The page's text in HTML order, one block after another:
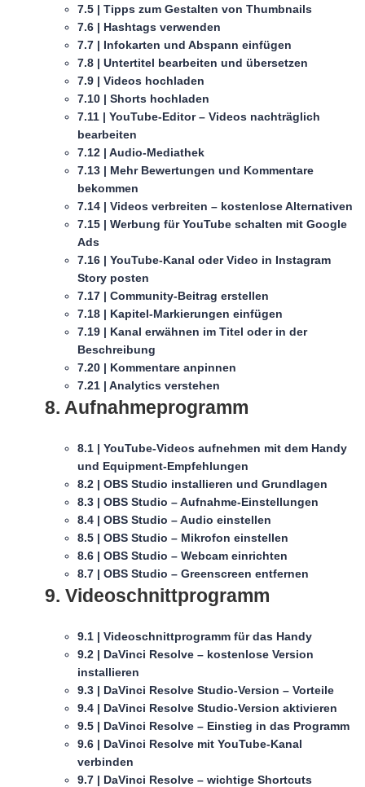
7.5 | Tipps zum Gestalten von Thumbnails
7.6 | Hashtags verwenden
7.7 | Infokarten und Abspann einfügen
7.8 | Untertitel bearbeiten und übersetzen
7.9 | Videos hochladen
7.10 | Shorts hochladen
7.11 | YouTube-Editor – Videos nachträglich
bearbeiten
7.12 | Audio-Mediathek
7.13 | Mehr Bewertungen und Kommentare
bekommen
7.14 | Videos verbreiten – kostenlose Alternativen
7.15 | Werbung für YouTube schalten mit Google
Ads
7.16 | YouTube-Kanal oder Video in Instagram
Story posten
7.17 | Community-Beitrag erstellen
7.18 | Kapitel-Markierungen einfügen
7.19 | Kanal erwähnen im Titel oder in der
Beschreibung
7.20 | Kommentare anpinnen
7.21 | Analytics verstehen
8. Aufnahmeprogramm
8.1 | YouTube-Videos aufnehmen mit dem Handy
und Equipment-Empfehlungen
8.2 | OBS Studio installieren und Grundlagen
8.3 | OBS Studio – Aufnahme-Einstellungen
8.4 | OBS Studio – Audio einstellen
8.5 | OBS Studio – Mikrofon einstellen
8.6 | OBS Studio – Webcam einrichten
8.7 | OBS Studio – Greenscreen entfernen
9. Videoschnittprogramm
9.1 | Videoschnittprogramm für das Handy
9.2 | DaVinci Resolve – kostenlose Version
installieren
9.3 | DaVinci Resolve Studio-Version – Vorteile
9.4 | DaVinci Resolve Studio-Version aktivieren
9.5 | DaVinci Resolve – Einstieg in das Programm
9.6 | DaVinci Resolve mit YouTube-Kanal
verbinden
9.7 | DaVinci Resolve – wichtige Shortcuts